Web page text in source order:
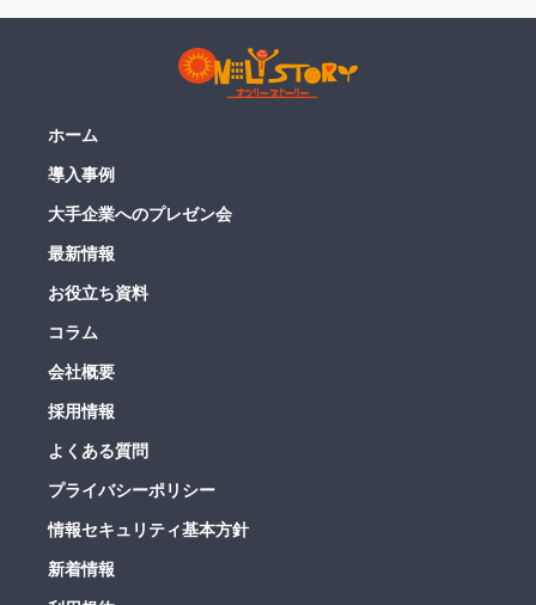
ホーム
導入事例
大手企業へのプレゼン会
最新情報
お役立ち資料
コラム
会社概要
採用情報
よくある質問
プライバシーポリシー
情報セキュリティ基本方針
新着情報